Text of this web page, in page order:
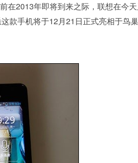
在2013年即将到来之际，联想在今
这款手机将于12月21日正式亮相于鸟巢